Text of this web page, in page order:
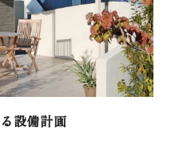
設備計画